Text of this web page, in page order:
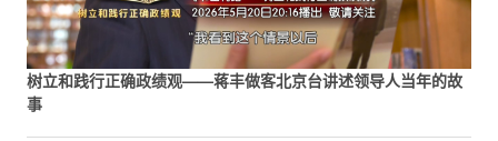
树立和践行正确政绩观——蒋丰做客北京台讲述领导人当年的故
事